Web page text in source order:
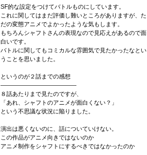
SF的な設定をつけてバトルものにしています。
これに関してはまだ評価し難いところがありますが、た
だの変態アニメでよかったような気もします。
もちろんシャフトさんの表現なので見応えがあるので面
白いです。
バトルに関してもコミカルな雰囲気で見たかったなとい
うことを思いました。
というのが２話までの感想
—————————————
８話あたりまで見たのですが、
「あれ、シャフトのアニメが面白くない？」
という不思議な状況に陥りました。
演出は悪くないのに、話についていけない。
この作品がアニメ向きではないのか
アニメ制作をシャフトにするべきではなかったのか